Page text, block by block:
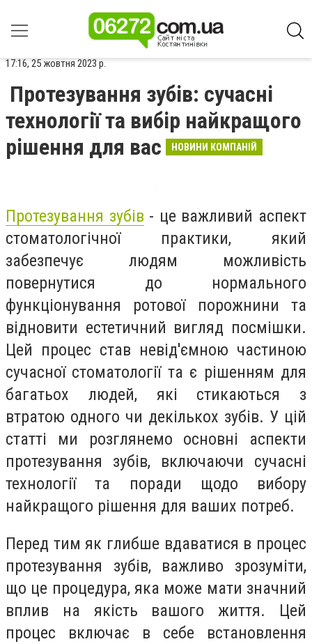
17:16, 25 жовтня 2023 р.
Протезування зубів: сучасні
технології та вибір найкращого
рішення для вас
НОВИНИ КОМПАНІЙ
Протезування зубів - це важливий аспект
стоматологічної практики, який
забезпечує людям можливість
повернутися до нормального
функціонування ротової порожнини та
відновити естетичний вигляд посмішки.
Цей процес став невід'ємною частиною
сучасної стоматології та є рішенням для
багатьох людей, які стикаються з
втратою одного чи декількох зубів. У цій
статті ми розглянемо основні аспекти
протезування зубів, включаючи сучасні
технології та поради щодо вибору
найкращого рішення для ваших потреб.
Перед тим як глибше вдаватися в процес
протезування зубів, важливо зрозуміти,
що це процедура, яка може мати значний
вплив на якість вашого життя. Цей
процес включає в себе встановлення